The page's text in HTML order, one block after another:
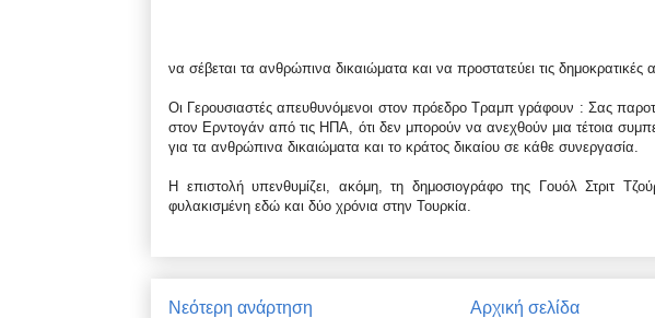
να σέβεται τα ανθρώπινα δικαιώματα και να προστατεύει τις δημοκρατικές
Οι Γερουσιαστές απευθυνόμενοι στον πρόεδρο Τραμπ γράφουν : Σας
στον Ερντογάν από τις ΗΠΑ, ότι δεν μπορούν να ανεχθούν μια τέτοια
για τα ανθρώπινα δικαιώματα και το κράτος δικαίου σε κάθε συνεργασία.
Η επιστολή υπενθυμίζει, ακόμη, τη δημοσιογράφο της Γουόλ Στριτ
φυλακισμένη εδώ και δύο χρόνια στην Τουρκία.
Νεότερη ανάρτηση Αρχική σελίδα